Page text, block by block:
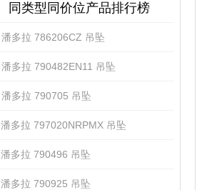
同类型同价位产品排行榜
潘多拉 786206CZ 吊坠
潘多拉 790482EN11 吊坠
潘多拉 790705 吊坠
潘多拉 797020NRPMX 吊坠
潘多拉 790496 吊坠
潘多拉 790925 吊坠